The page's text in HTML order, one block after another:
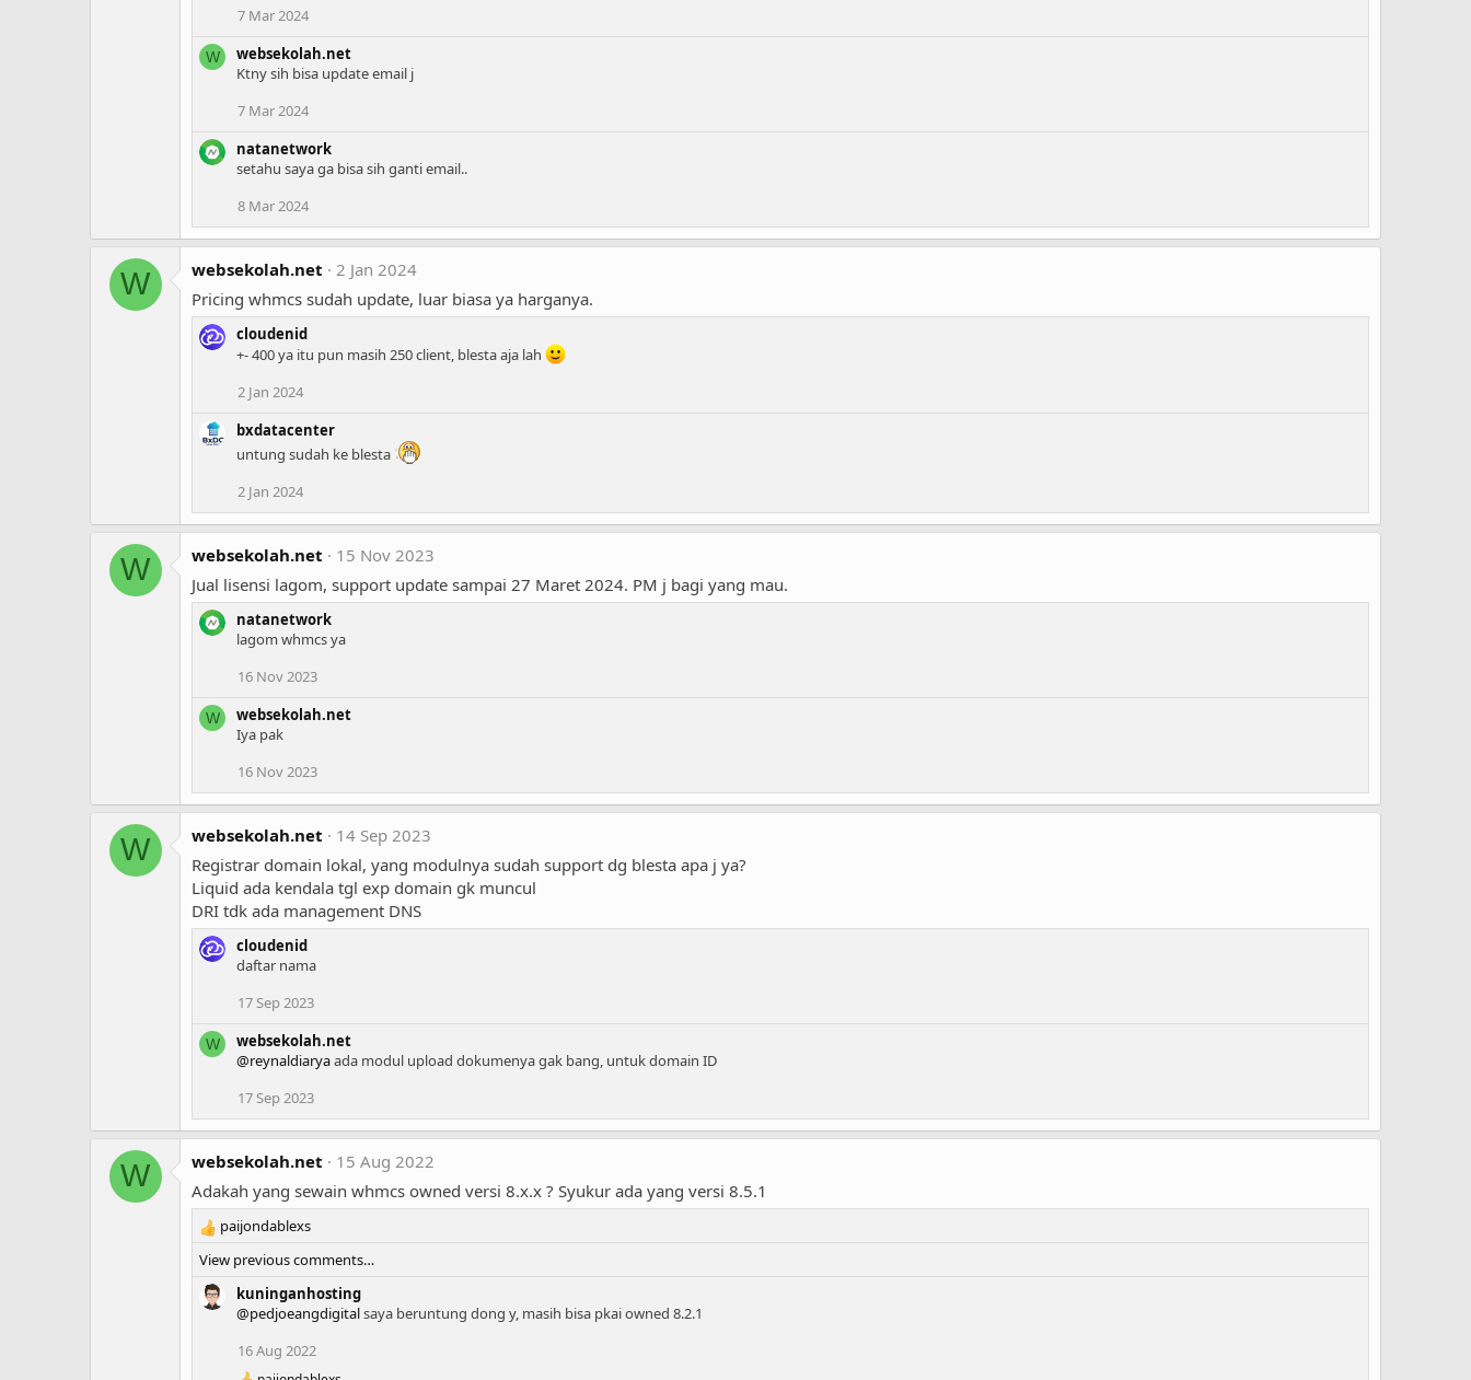
7 Mar 2024
W
websekolah.net
Ktny sih bisa update email j
7 Mar 2024
natanetwork
setahu saya ga bisa sih ganti email..
8 Mar 2024
W websekolah.net
2 Jan 2024
Pricing whmcs sudah update, luar biasa ya harganya.
cloudenid
+- 400 ya itu pun masih 250 client, blesta aja lah
2 Jan 2024
bxdatacenter
untung sudah ke blesta
2 Jan 2024
W websekolah.net
15 Nov 2023
Jual lisensi lagom, support update sampai 27 Maret 2024. PM j bagi yang mau.
natanetwork
lagom whmcs ya
16 Nov 2023
W
websekolah.net
Iya pak
16 Nov 2023
W websekolah.net
14 Sep 2023
Registrar domain lokal, yang modulnya sudah support dg blesta apa j ya?
Liquid ada kendala tgl exp domain gk muncul
DRI tdk ada management DNS
cloudenid
daftar nama
17 Sep 2023
W
websekolah.net
@reynaldiaryaada modul upload dokumenya gak bang, untuk domain ID
17 Sep 2023
W websekolah.net
15 Aug 2022
Adakah yang sewain whmcs owned versi 8.x.x ? Syukur ada yang versi 8.5.1
R
e
paijondablexs
View previous comments…
kuninganhosting
@pedjoeangdigitalsaya beruntung dong y, masih bisa pkai owned 8.2.1
16 Aug 2022